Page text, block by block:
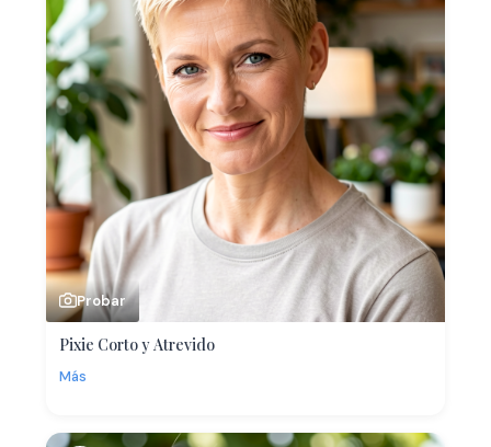
Probar
Pixie Corto y Atrevido
Más